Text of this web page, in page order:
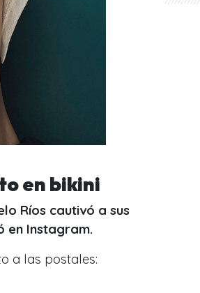
en bikini
Ríos cautivó a sus
en Instagram.
a las postales: